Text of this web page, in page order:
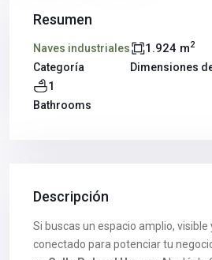
Resumen
Naves industriales
Categoría
1.924 m2
Dimensiones
1
Bathrooms
Descripción
Si buscas un espacio amplio,
conectado para potenciar tu